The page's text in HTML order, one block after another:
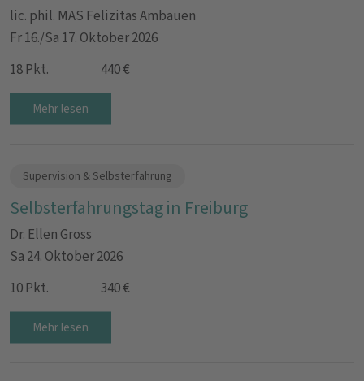
lic. phil. MAS Felizitas Ambauen
Fr 16./Sa 17. Oktober 2026
18 Pkt.
440 €
Mehr lesen
Supervision & Selbsterfahrung
Selbsterfahrungstag in Freiburg
Dr. Ellen Gross
Sa 24. Oktober 2026
10 Pkt.
340 €
Mehr lesen